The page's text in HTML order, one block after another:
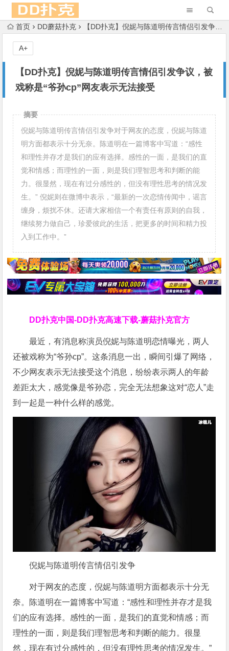
首页 DD蘑菇扑克 【DD扑克】倪妮与陈道明传言情侣引发争议，被戏称是“爷孙cp”网友表示无法接受
【DD扑克】倪妮与陈道明传言情侣引发争议，被
戏称是“爷孙cp”网友表示无法接受
A+
摘要
倪妮与陈道明传言情侣引发争对于网友的态度，倪妮与陈道
明方面都表示十分无奈。陈道明在一篇博客中写道：“感性
和理性并存才是我们的应有选择。感性的一面，是我们的直
觉和情感；而理性的一面，则是我们理智思考和判断的能
力。很显然，现在有过分感性的，但没有理性思考的情况发
生。” 倪妮则在微博中表示，“最新的一次恋情传闻中，谣言
缠身，烦扰不休。还请大家相信一个有责任有原则的自我，
继续努力做自己，珍爱彼此的生活，把更多的时间和精力投
入到工作中。”
DD扑克中国-DD扑克高速下载-蘑菇扑克官方
最近，有消息称演员倪妮与陈道明恋情曝光，两人
还被戏称为“爷孙cp”。这条消息一出，瞬间引爆了网络，
不少网友表示无法接受这个消息，纷纷表示两人的年龄
差距太大，感觉像是爷孙恋，完全无法想象这对“恋人”走
到一起是一种什么样的感觉。
倪妮与陈道明传言情侣引发争
对于网友的态度，倪妮与陈道明方面都表示十分无
奈。陈道明在一篇博客中写道：“感性和理性并存才是我
们的应有选择。感性的一面，是我们的直觉和情感；而
理性的一面，则是我们理智思考和判断的能力。很显
然，现在有过分感性的，但没有理性思考的情况发生。”